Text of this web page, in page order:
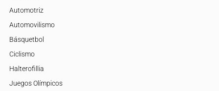
Automotriz
Automovilismo
Básquetbol
Ciclismo
Halterofillia
Juegos Olímpicos